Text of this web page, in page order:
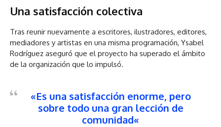
Una satisfacción colectiva
Tras reunir nuevamente a escritores, ilustradores, editores,
mediadores y artistas en una misma programación, Ysabel
Rodríguez aseguró que el proyecto ha superado el ámbito
de la organización que lo impulsó.
«Es una satisfacción enorme, pero
sobre todo una gran lección de
comunidad«